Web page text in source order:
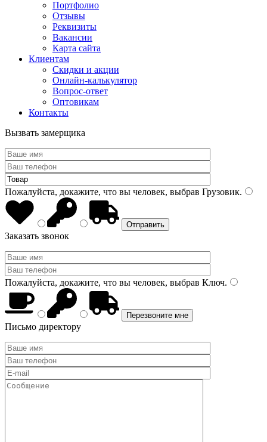
Портфолио
Отзывы
Реквизиты
Вакансии
Карта сайта
Клиентам
Скидки и акции
Онлайн-калькулятор
Вопрос-ответ
Оптовикам
Контакты
Вызвать замерщика
Пожалуйста, докажите, что вы человек, выбрав Грузовик.
Заказать звонок
Пожалуйста, докажите, что вы человек, выбрав Ключ.
Письмо директору